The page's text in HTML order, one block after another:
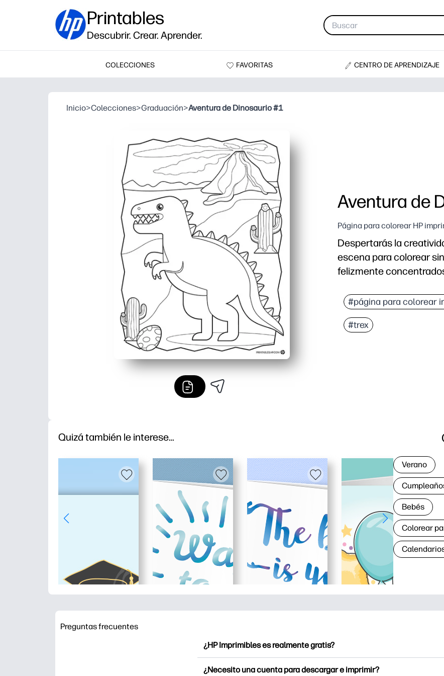
Printables
Descubrir. Crear. Aprender.
COLECCIONES FAVORITAS CENTRO DE APRENDIZAJE
Inicio>Colecciones>Graduación>Aventura de Dinosaurio #1
Aventura de
Página para colorear HP
Despertarás la
escena para colorear
felizmente
Comodidad de
Los contornos
Perfecto para
#página para colorear
#trex
Quizá también le interese…
Verano
Bebés
Colorear
Preguntas frecuentes
¿HP Imprimibles es realmente gratis?
¿Necesito una cuenta para descargar e imprimir?